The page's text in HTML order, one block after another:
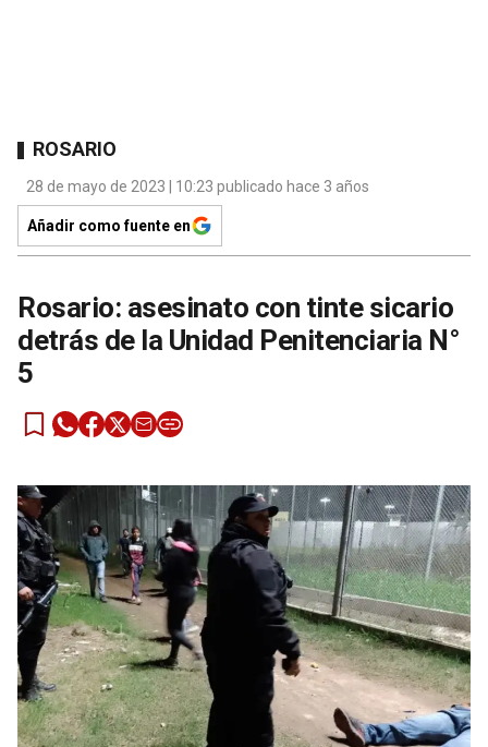
ROSARIO
28 de mayo de 2023 | 10:23 publicado hace 3 años
Añadir como fuente en
Rosario: asesinato con tinte sicario
detrás de la Unidad Penitenciaria N°
5